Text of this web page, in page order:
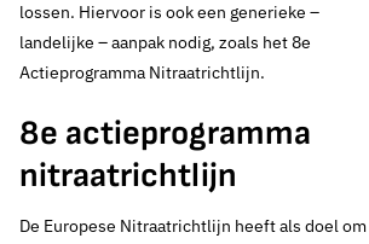
lossen. Hiervoor is ook een generieke –
landelijke – aanpak nodig, zoals het 8e
Actieprogramma Nitraatrichtlijn.
8e actieprogramma
nitraatrichtlijn
De Europese Nitraatrichtlijn heeft als doel om